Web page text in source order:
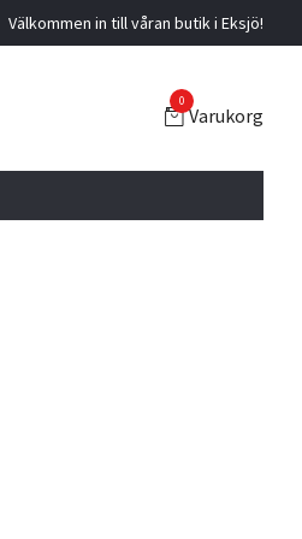
Välkommen in till våran butik i Eksjö!
0
Varukorg